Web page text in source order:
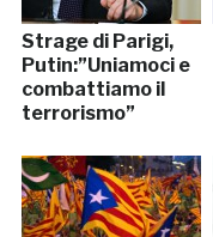
Strage di Parigi,
Putin:”Uniamoci e
combattiamo il
terrorismo”